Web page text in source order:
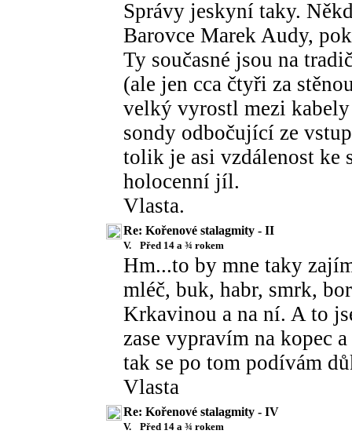
Správy jeskyní taky.
Barovce Marek Audy,
Ty současné jsou na
(ale jen cca čtyři za
velký vyrostl mezi
sondy odbočující ze
tolik je asi vzdálenost ke
holocenní jíl.
Vlasta.
Re: Kořenové stalagmity - II
V. Před 14 a ¾ rokem
Hm...to by mne taky
mléč, buk, habr, smrk,
Krkavinou a na ní. A to
zase vypravím na kopec
tak se po tom podívám
Vlasta
Re: Kořenové stalagmity - IV
V. Před 14 a ¾ rokem